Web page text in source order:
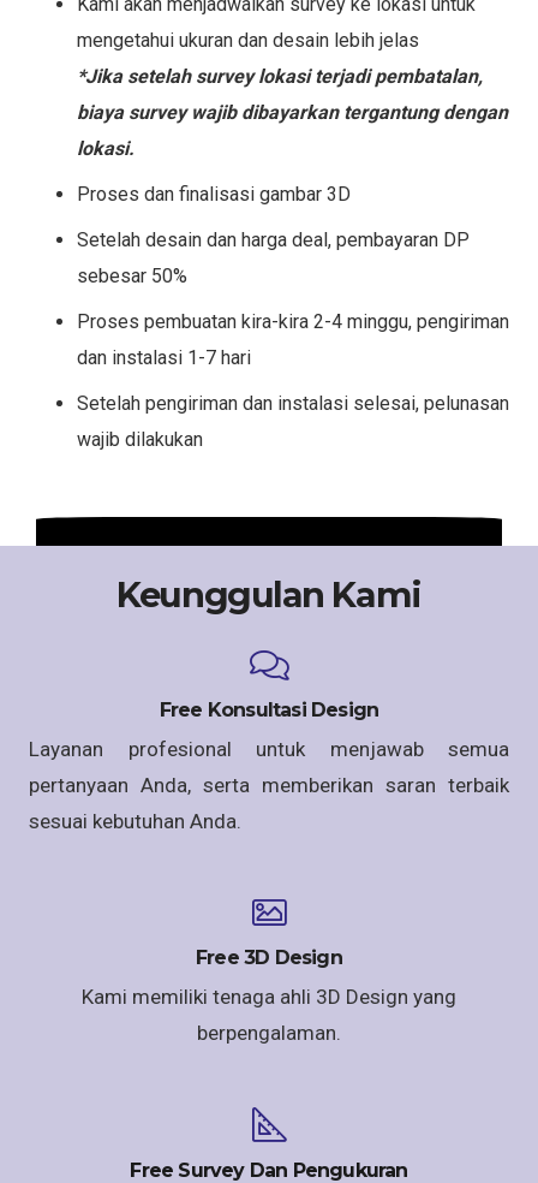
mengetahui ukuran dan desain lebih jelas
*Jika setelah survey lokasi terjadi pembatalan,
biaya survey wajib dibayarkan tergantung dengan
lokasi.
Proses dan finalisasi gambar 3D
Setelah desain dan harga deal, pembayaran DP
sebesar 50%
Proses pembuatan kira-kira 2-4 minggu, pengiriman
dan instalasi 1-7 hari
Setelah pengiriman dan instalasi selesai, pelunasan
wajib dilakukan
Keunggulan Kami
Free Konsultasi Design
Layanan profesional untuk menjawab semua
pertanyaan Anda, serta memberikan saran terbaik
sesuai kebutuhan Anda.
Free 3D Design
Kami memiliki tenaga ahli 3D Design yang
berpengalaman.
Free Survey Dan Pengukuran